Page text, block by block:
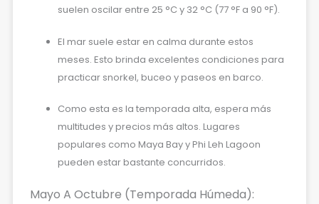
suelen oscilar entre 25 °C y 32 °C (77 °F a 90 °F).
El mar suele estar en calma durante estos
meses. Esto brinda excelentes condiciones para
practicar snorkel, buceo y paseos en barco.
Como esta es la temporada alta, espera más
multitudes y precios más altos. Lugares
populares como Maya Bay y Phi Leh Lagoon
pueden estar bastante concurridos.
Mayo A Octubre (temporada Húmeda):